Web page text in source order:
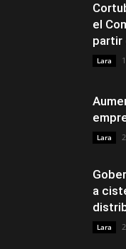
el
partir
Lara
Lara
a
Lara